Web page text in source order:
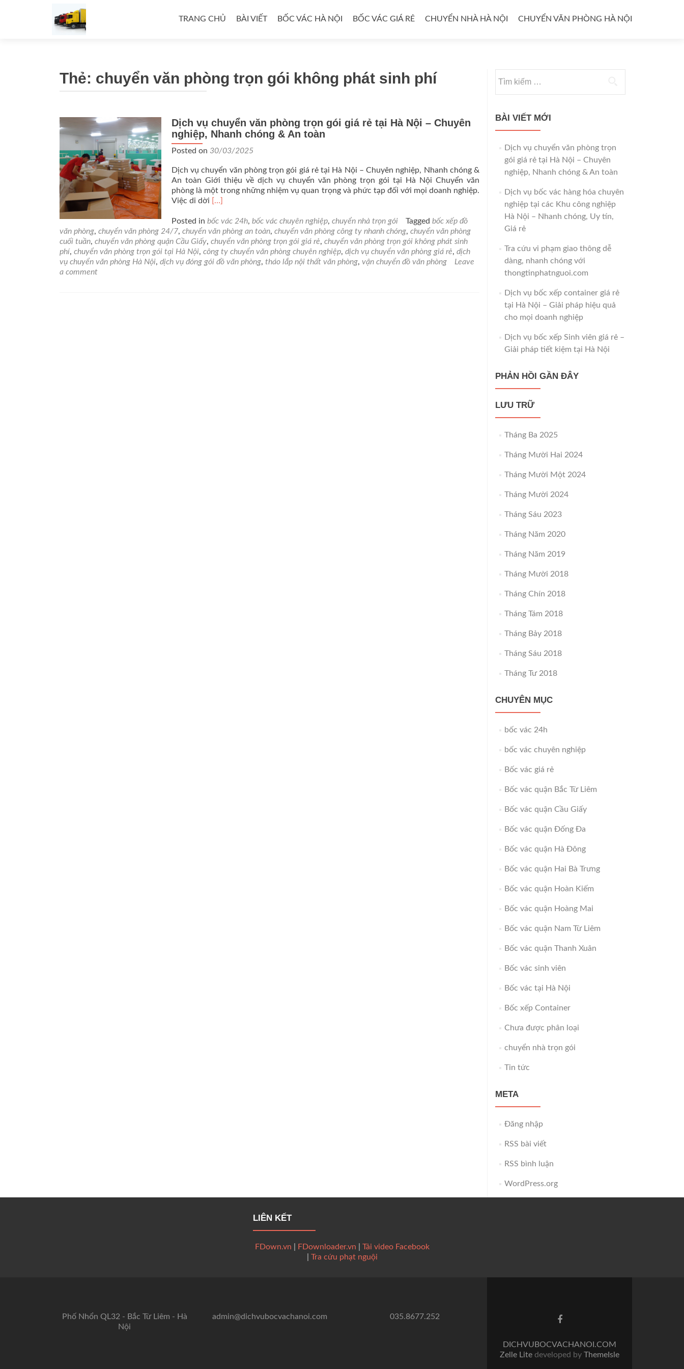
to
TRANG CHỦ BÀI VIẾT BỐC VÁC HÀ NỘI BỐC VÁC GIÁ RẺ CHUYỂN NHÀ HÀ NỘI CHUYỂN VĂN PHÒNG HÀ NỘI
Thẻ: chuyển văn phòng trọn gói không phát sinh phí
Dịch vụ chuyển văn phòng trọn gói giá rẻ tại Hà Nội – Chuyên
nghiệp, Nhanh chóng & An toàn
Posted on 30/03/2025
Dịch vụ chuyển văn phòng trọn gói giá rẻ tại Hà Nội – Chuyên nghiệp, Nhanh chóng &
An toàn Giới thiệu về dịch vụ chuyển văn phòng trọn gói tại Hà Nội Chuyển văn
phòng là một trong những nhiệm vụ quan trọng và phức tạp đối với mọi doanh nghiệp.
Việc di dời Read
about
Dịch
vụ
chuyển
văn
[…]
Posted in bốc vác 24h, bốc vác chuyên nghiệp, chuyển nhà trọn gói Tagged bốc xếp đồ
văn phòng, chuyển văn phòng 24/7, chuyển văn phòng an toàn, chuyển văn phòng công ty nhanh chóng, chuyển văn phòng
cuối tuần, chuyển văn phòng quận Cầu Giấy, chuyển văn phòng trọn gói giá rẻ, chuyển văn phòng trọn gói không phát sinh
phí, chuyển văn phòng trọn gói tại Hà Nội, công ty chuyển văn phòng chuyên nghiệp, dịch vụ chuyển văn phòng giá rẻ, dịch
vụ chuyển văn phòng Hà Nội, dịch vụ đóng gói đồ văn phòng, tháo lắp nội thất văn phòng, vận chuyển đồ văn phòng
Leave
a comment
kiếm
BÀI VIẾT MỚI
Dịch vụ chuyển văn phòng trọn
gói giá rẻ tại Hà Nội – Chuyên
nghiệp, Nhanh chóng & An toàn
Dịch vụ bốc vác hàng hóa chuyên
nghiệp tại các Khu công nghiệp
Hà Nội – Nhanh chóng, Uy tín,
Giá rẻ
Tra cứu vi phạm giao thông dễ
dàng, nhanh chóng với
thongtinphatnguoi.com
Dịch vụ bốc xếp container giá rẻ
tại Hà Nội – Giải pháp hiệu quả
cho mọi doanh nghiệp
Dịch vụ bốc xếp Sinh viên giá rẻ –
Giải pháp tiết kiệm tại Hà Nội
PHẢN HỒI GẦN ĐÂY
LƯU TRỮ
Tháng Ba 2025
Tháng Mười Hai 2024
Tháng Mười Một 2024
Tháng Mười 2024
Tháng Sáu 2023
Tháng Năm 2020
Tháng Năm 2019
Tháng Mười 2018
Tháng Chín 2018
Tháng Tám 2018
Tháng Bảy 2018
Tháng Sáu 2018
Tháng Tư 2018
CHUYÊN MỤC
bốc vác 24h
bốc vác chuyên nghiệp
Bốc vác giá rẻ
Bốc vác quận Bắc Từ Liêm
Bốc vác quận Cầu Giấy
Bốc vác quận Đống Đa
Bốc vác quận Hà Đông
Bốc vác quận Hai Bà Trưng
Bốc vác quận Hoàn Kiếm
Bốc vác quận Hoàng Mai
Bốc vác quận Nam Từ Liêm
Bốc vác quận Thanh Xuân
Bốc vác sinh viên
Bốc vác tại Hà Nội
Bốc xếp Container
Chưa được phân loại
chuyển nhà trọn gói
Tin tức
META
Đăng nhập
RSS bài viết
RSS bình luận
WordPress.org
LIÊN KẾT
FDown.vn FDownloader.vn
Tải video Facebook
Tra cứu phạt nguội
Phố Nhổn QL32 - Bắc Từ Liêm - Hà
Nội
admin@dichvubocvachanoi.com 035.8677.252
Facebook
DICHVUBOCVACHANOI.COM
Zelle Lite developed by ThemeIsle